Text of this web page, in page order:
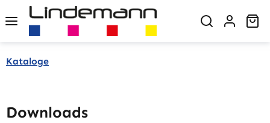
Zum Hauptinhalt springen
Kataloge
Downloads